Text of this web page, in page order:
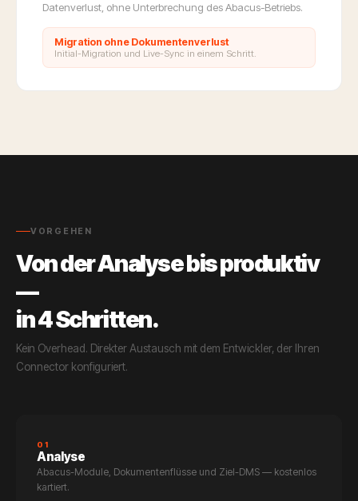
Datenverlust, ohne Unterbrechung des Abacus-Betriebs.
Migration ohne Dokumentenverlust
Initial-Migration und Live-Sync in einem Schritt.
VORGEHEN
Von der Analyse bis produktiv
—
in 4 Schritten.
Kein Overhead. Direkter Austausch mit dem Entwickler, der Ihren
Connector konfiguriert.
01
Analyse
Abacus-Module, Dokumentenflüsse und Ziel-DMS — kostenlos
kartiert.